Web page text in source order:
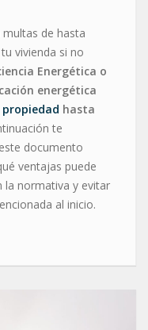
de hasta
vivienda si no
Energética o
energética
hasta
te
documento
ventajas puede
la normativa y evitar
al inicio.